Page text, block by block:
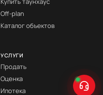
Off-plan
Каталог объектов
УСЛУГИ
Продать
Оценка
Ипотека